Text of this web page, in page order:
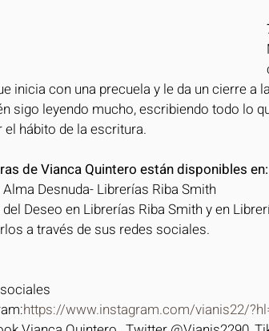
inicia con una precuela y le da un cierre a
sigo leyendo mucho, escribiendo todo lo
el hábito de la escritura.
de Vianca Quintero están disponibles en:
Desnuda- Librerías Riba Smith
del Deseo en Librerías Riba Smith y en
a través de sus redes sociales.
https://www.instagram.com/vianis22/